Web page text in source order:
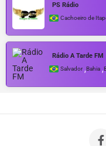
PS Rádio
Cachoeiro de
Rádio A Tarde FM
Salvador ,Bahia ,